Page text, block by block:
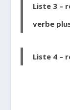
Liste 3 –
verbe
Liste 4 –